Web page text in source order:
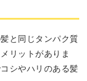
と同じタンパク質
リットがありま
シやハリのある髪